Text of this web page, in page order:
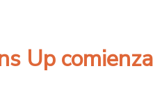
Up